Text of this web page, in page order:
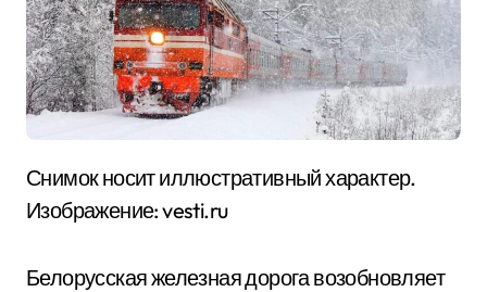
Снимок носит иллюстративный характер.
Изображение: vesti.ru
Белорусская железная дорога возобновляет